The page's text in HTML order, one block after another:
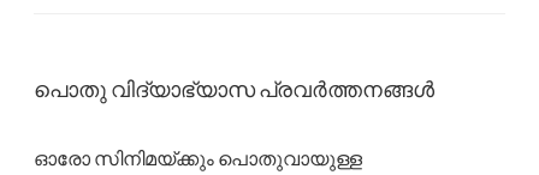
പൊതു വിദ്യാഭ്യാസ പ്രവർത്തനങ്ങൾ
ഓരോ സിനിമയ്ക്കും പൊതുവായുള്ള